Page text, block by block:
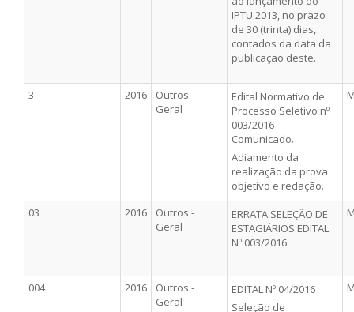
IPTU 2013, no prazo
de 30 (trinta) dias,
contados da data da
publicação deste.
3 2016
Outros -
Geral
Edital Normativo de
Processo Seletivo nº
003/2016 -
Comunicado.
Adiamento da
realização da prova
objetivo e redação.
03 2016
Outros -
Geral
ERRATA SELEÇÃO DE
ESTAGIÁRIOS EDITAL
Nº 003/2016
004 2016
Outros -
Geral
EDITAL Nº 04/2016
Seleção de